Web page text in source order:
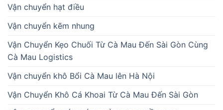
Vận chuyển hạt điều
Vận chuyển kẽm nhung
Vận Chuyển Kẹo Chuối Từ Cà Mau Đến Sài Gòn Cùng
Cà Mau Logistics
Vận chuyển khô Bổi Cà Mau lên Hà Nội
Vận Chuyển Khô Cá Khoai Từ Cà Mau Đến Sài Gòn